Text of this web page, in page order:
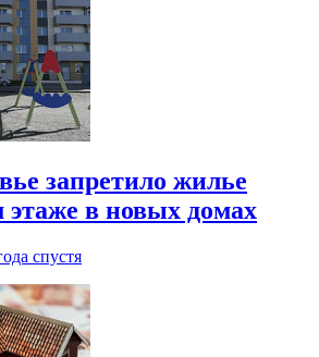
запретило жилье
этаже в новых домах
спустя